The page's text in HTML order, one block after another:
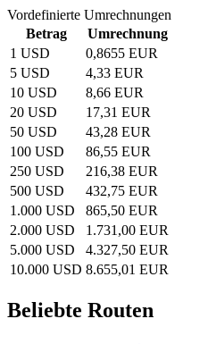
Vordefinierte Umrechnungen
Betrag
Umrechnung
1 USD
0,8655 EUR
5 USD
4,33 EUR
10 USD
8,66 EUR
20 USD
17,31 EUR
50 USD
43,28 EUR
100 USD
86,55 EUR
250 USD
216,38 EUR
500 USD
432,75 EUR
1.000 USD
865,50 EUR
2.000 USD
1.731,00 EUR
5.000 USD
4.327,50 EUR
10.000 USD 8.655,01 EUR
Beliebte Routen